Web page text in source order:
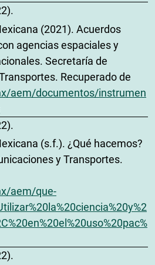
(2021). Acuerdos
agencias espaciales y
Secretaría de
Recuperado de
aem/documentos/instrumen
(s.f.). ¿Qué hacemos?
y Transportes.
aem/que-